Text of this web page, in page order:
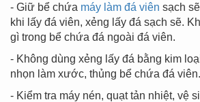
- Giữ bể chứa máy làm đá viên sạch
khi lấy đá viên, xẻng lấy đá sạch sẽ.
gì trong bể chứa đá ngoài đá viên.
- Không dùng xẻng lấy đá bằng kim
nhọn làm xước, thủng bể chứa đá viên.
- Kiểm tra máy nén, quạt tản nhiệt, vệ